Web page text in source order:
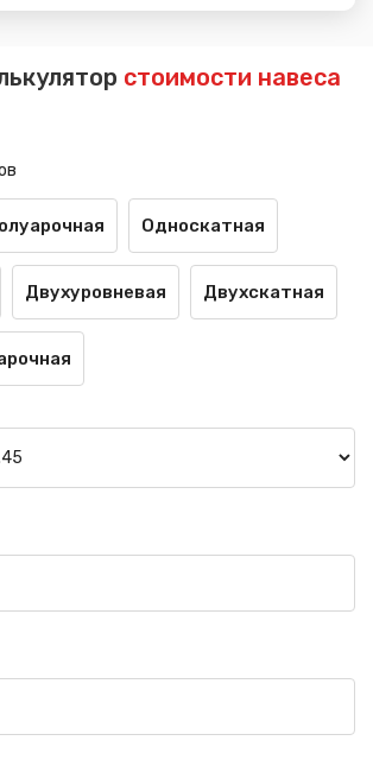
стоимости навеса
Односкатная
Двухуровневая Двухскатная